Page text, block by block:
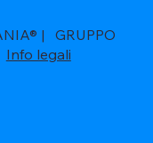
| GRUPPO
Info legali